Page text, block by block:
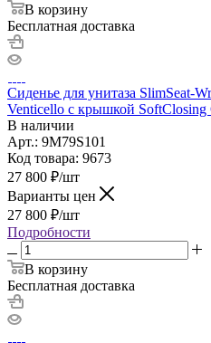
В корзину
Бесплатная доставка
Сиденье для унитаза SlimSeat-
Venticello с крышкой SoftClosing
В наличии
Арт.: 9M79S101
Код товара: 9673
27 800 ₽/шт
Варианты цен
27 800 ₽/шт
Подробности
В корзину
Бесплатная доставка